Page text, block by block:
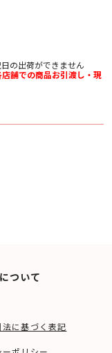
の出荷ができません
舗での商品お引渡し・現
ついて
に基づく表記